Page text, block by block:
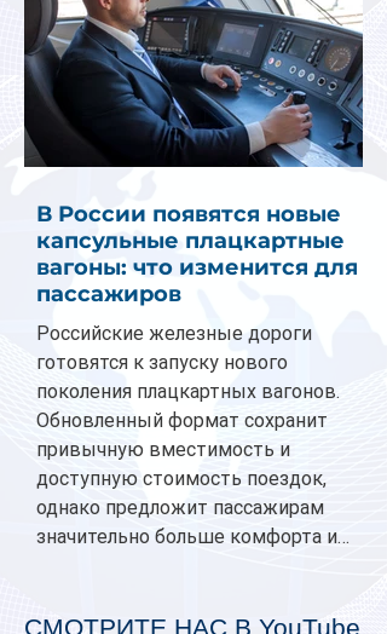
В России появятся новые
капсульные плацкартные
вагоны: что изменится для
пассажиров
Российские железные дороги
готовятся к запуску нового
поколения плацкартных вагонов.
Обновленный формат сохранит
привычную вместимость и
доступную стоимость поездок,
однако предложит пассажирам
значительно больше комфорта и
планируется начать в 2027 году.
СМОТРИТЕ НАС В YouTube